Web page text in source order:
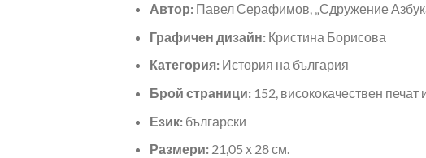
Автор:Павел Серафимов, „Сдружение
Графичен дизайн:Кристина Борисова
Категория:История на българия
Брой страници:152, висококачествен печат
Език:български
Размери:21,05 х 28 см.